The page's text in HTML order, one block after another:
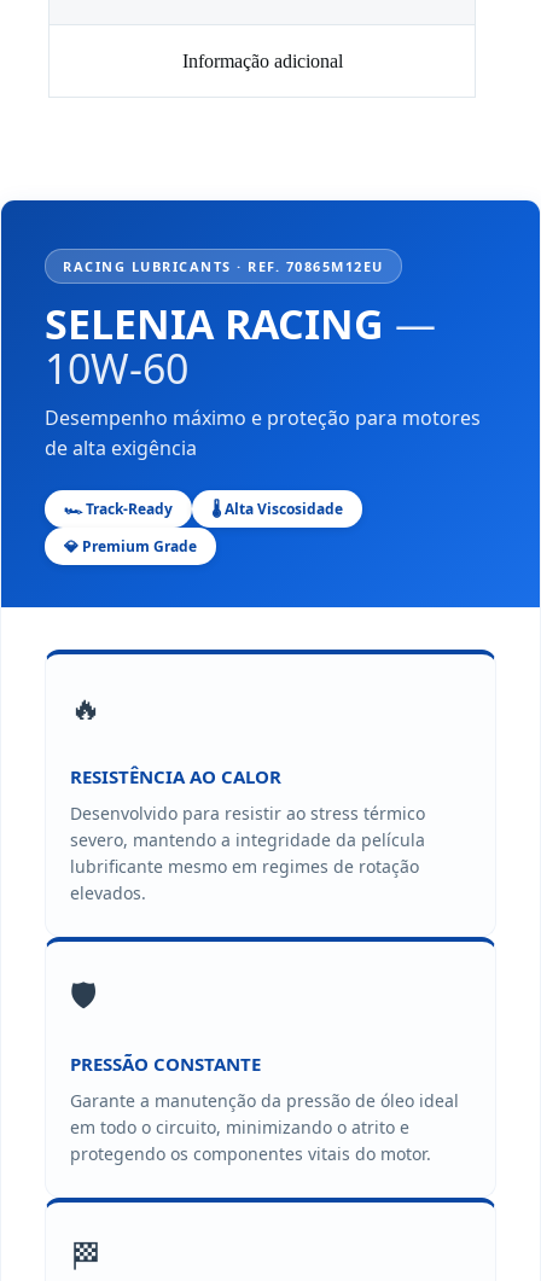
Informação adicional
RACING LUBRICANTS · REF. 70865M12EU
SELENIA RACING —
10W-60
Desempenho máximo e proteção para motores
de alta exigência
🏎️ Track-Ready
🌡️ Alta Viscosidade
💎 Premium Grade
🔥
RESISTÊNCIA AO CALOR
Desenvolvido para resistir ao stress térmico
severo, mantendo a integridade da película
lubrificante mesmo em regimes de rotação
elevados.
🛡️
PRESSÃO CONSTANTE
Garante a manutenção da pressão de óleo ideal
em todo o circuito, minimizando o atrito e
protegendo os componentes vitais do motor.
🏁